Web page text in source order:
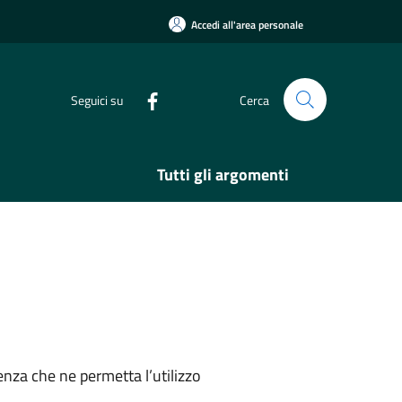
Accedi all'area personale
Seguici su Cerca
Tutti gli argomenti
che ne permetta l’utilizzo